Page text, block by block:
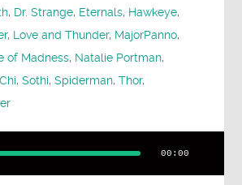
, Dr. Strange, Eternals, Hawkeye,
, Love and Thunder, MajorPanno,
of Madness, Natalie Portman,
,Sothi,Spiderman,Thor,
00:00